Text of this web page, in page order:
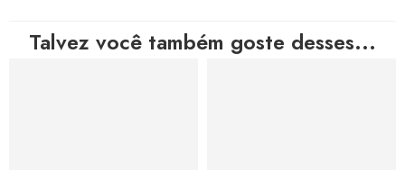
Talvez você também goste desses...